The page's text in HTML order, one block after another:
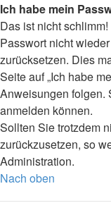
Ich habe mein
Das ist nicht
Passwort nicht
zurücksetzen. Dies
Seite auf „Ich habe
Anweisungen folgen.
anmelden können.
Sollten Sie trotzdem
zurückzusetzen, so
Administration.
Nach oben